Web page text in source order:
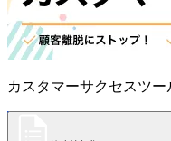
カスタマーサクセスツー